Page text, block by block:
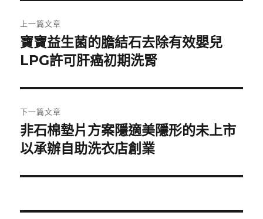
章
導
覽
上一篇文章
上
一
文
章:
寶寶益生菌的膽結石去除有效嬰兒
LPG許可肝癌初期洗腎
下一篇文章
下
一
文
非石棉墊片方案隱適美隱形的未上市
以承辦自助洗衣店創業